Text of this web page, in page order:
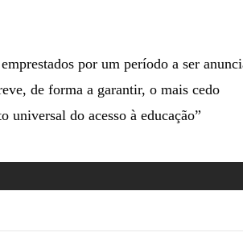
por um período a ser
de forma a garantir, o mais cedo
universal do acesso à educação”